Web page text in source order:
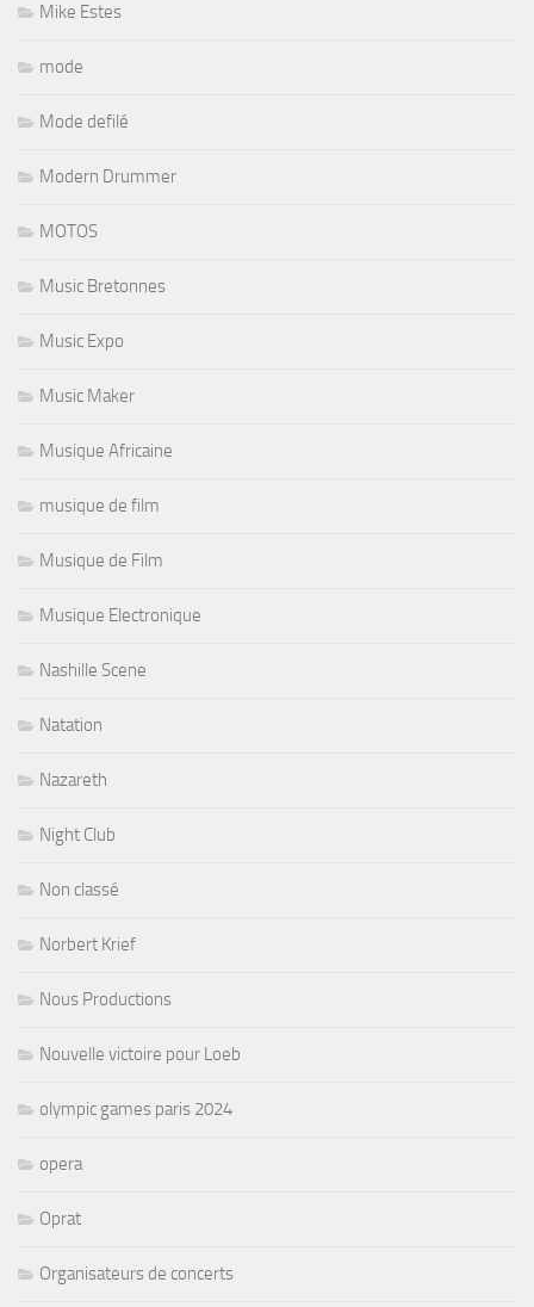
Mike Estes
mode
Mode defilé
Modern Drummer
MOTOS
Music Bretonnes
Music Expo
Music Maker
Musique Africaine
musique de film
Musique de Film
Musique Electronique
Nashille Scene
Natation
Nazareth
Night Club
Non classé
Norbert Krief
Nous Productions
Nouvelle victoire pour Loeb
olympic games paris 2024
opera
Oprat
Organisateurs de concerts